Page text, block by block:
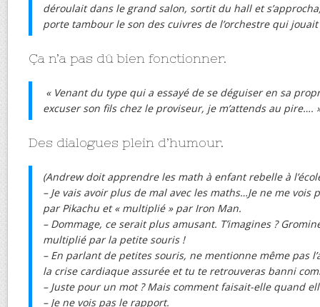
déroulait dans le grand salon, sortit du hall et
porte tambour le son des cuivres de l’orchestre qui
Ça n’a pas dû bien fonctionner.
« Venant du type qui a essayé de se déguiser en sa
excuser son fils chez le proviseur, je m’attends au pire….
Des dialogues plein d’humour.
(Andrew doit apprendre les math à enfant rebelle à
– Je vais avoir plus de mal avec les maths…Je ne me vois
par Pikachu et « multiplié » par Iron Man.
– Dommage, ce serait plus amusant. T’imagines ?
multiplié par la petite souris !
– En parlant de petites souris, ne mentionne même pas
la crise cardiaque assurée et tu te retrouveras banni
– Juste pour un mot ? Mais comment faisait-elle quand
– Je ne vois pas le rapport.